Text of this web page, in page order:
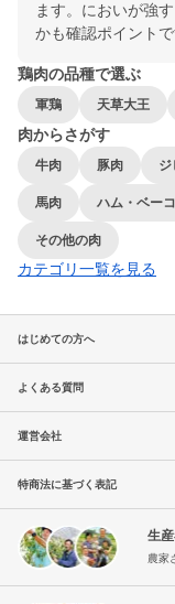
ます。においが強
かも確認ポイントで
鶏肉の品種で選ぶ
軍鶏 天草大王
肉からさがす
牛肉 豚肉 ジ
馬肉 ハム・ベー
その他の肉
カテゴリ一覧を見る
はじめての方へ
よくある質問
運営会社
特商法に基づく表記
生
農家